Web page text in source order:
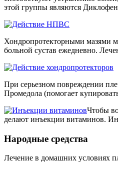
этой группы являются
Хондропротекторными мазями
больной сустав ежедневно.
При серьезном повреждении
Промедола (помогает
Чтобы
делают инъекции витаминов.
Народные средства
Лечение в домашних условиях